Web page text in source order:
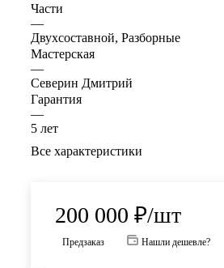
Части
—
Двухсоставной, Разборные
Мастерская
—
Северин Дмитрий
Гарантия
—
5 лет
Все характеристики
200 000 ₽/шт
Предзаказ Нашли дешевле?